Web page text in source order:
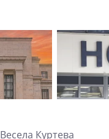
Весела Куртева